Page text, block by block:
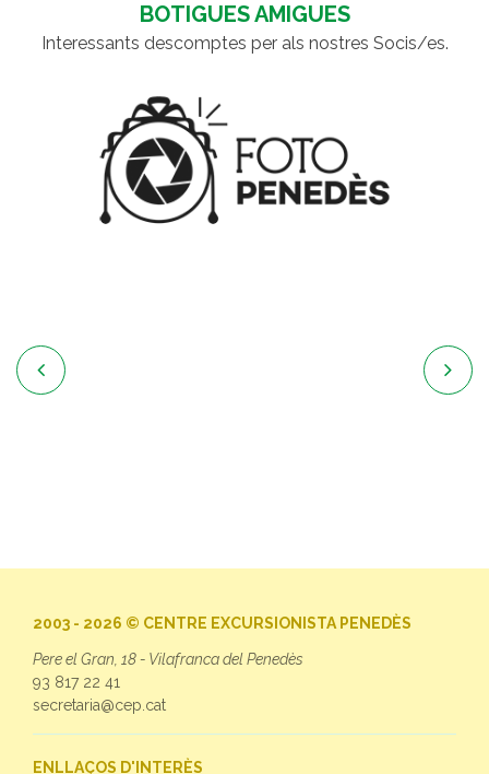
BOTIGUES AMIGUES
Interessants descomptes per als nostres Socis/es.
 
2003 - 2026 © CENTRE EXCURSIONISTA PENEDÈS
Pere el Gran, 18 - Vilafranca del Penedès
93 817 22 41
secretaria@cep.cat
ENLLAÇOS D'INTERÈS